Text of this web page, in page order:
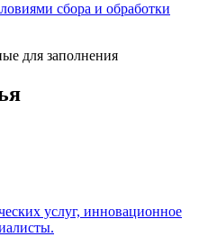
сбора и обработки
для заполнения
услуг, инновационное